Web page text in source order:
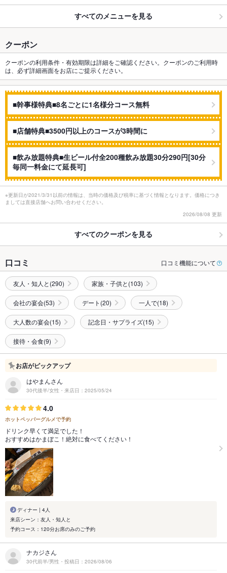
すべてのメニューを見る
クーポン
クーポンの利用条件・有効期限は詳細をご確認ください。クーポンのご利用時
は、必ず詳細画面をお店にご提示ください。
■幹事様特典■8名ごとに1名様分コース無料
■店舗特典■3500円以上のコースが3時間に
■飲み放題特典■生ビール付全200種飲み放題30分290円[30分
毎同一料金にて延長可]
※更新日が2021/3/31以前の情報は、当時の価格及び税率に基づく情報となります。価格につき
ましては直接店舗へお問い合わせください。
2026/08/08 更新
すべてのクーポンを見る
口コミ 口コミ機能について
友人・知人と(290) 家族・子供と(103)
会社の宴会(53) デート(20) 一人で(18)
大人数の宴会(15) 記念日・サプライズ(15)
接待・会食(9)
お店がピックアップ
はやまんさん
30代後半/女性・来店日：2025/05/24
4.0
ホットペッパーグルメで予約
ドリンク早くて満足でした！
おすすめはかまぼこ！絶対に食べてください！
ディナー | 4人
来店シーン：友人・知人と
予約コース：120分お席のみのご予約
ナカジさん
30代前半/男性・投稿日：2026/08/06